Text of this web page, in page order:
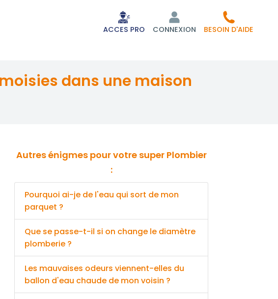
ACCES PRO CONNEXION BESOIN D'AIDE
Autres énigmes pour votre super Plombier
:
Pourquoi ai-je de l'eau qui sort de mon
parquet ?
Que se passe-t-il si on change le diamètre
plomberie ?
Les mauvaises odeurs viennent-elles du
ballon d'eau chaude de mon voisin ?